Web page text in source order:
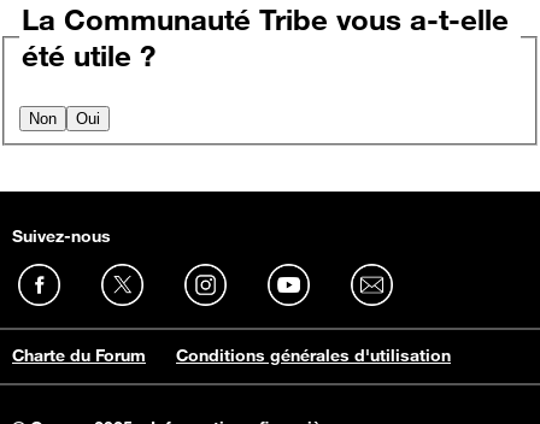
La Communauté Tribe vous a-t-elle
été utile ?
Non Oui
Suivez-nous
Charte du Forum Conditions générales d'utilisation